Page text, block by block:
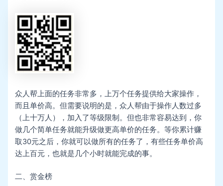
众人帮上面的任务非常多，上万个任务提供给大家操作，
而且单价高。但需要说明的是，众人帮由于操作人数过多
（上十万人），加入了等级限制。但也非常容易达到，你
做几个简单任务就能升级做更高单价的任务。等你累计赚
取30元之后，你就可以做所有的任务了，有些任务单价高
达上百元，也就是几个小时就能完成的事。
二、赏金榜